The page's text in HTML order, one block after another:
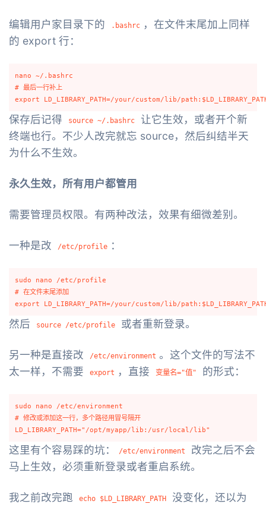
编辑用户家目录下的 .bashrc ，在文件末尾加上同样
的 export 行：
nano ~/.bashrc
# 最后一行补上
保存后记得 source ~/.bashrc
让它生效，或者开个新
终端也行。不少人改完就忘 source，然后纠结半天
为什么不生效。
永久生效，所有用户都管用
需要管理员权限。有两种改法，效果有细微差别。
一种是改 /etc/profile ：
sudo nano /etc/profile
# 在文件末尾添加
然后 source /etc/profile 或者重新登录。
另一种是直接改 /etc/environment 。这个文件的写法不
太一样，不需要
export ，直接 变量名="值" 的形式：
sudo nano /etc/environment
# 修改或添加这一行，多个路径用冒号隔开
这里有个容易踩的坑： /etc/environment
改完之后不会
马上生效，必须重新登录或者重启系统。
我之前改完跑 echo $LD_LIBRARY_PATH
没变化，还以为